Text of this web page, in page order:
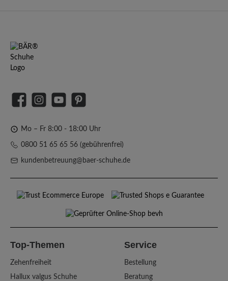
FacebookInstagramYouTubePinterest
Mo – Fr 8:00 - 18:00 Uhr
0800 51 65 65 56 (gebührenfrei)
kundenbetreuung@baer-schuhe.de
Top-Themen
Zehenfreiheit
Hallux valgus Schuhe
Service
Bestellung
Beratung